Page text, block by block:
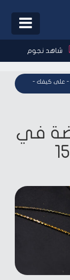
Toggle
شاهد نجوم
- على كيفك نجوم
في
مصر اليوم الأربعاء 15